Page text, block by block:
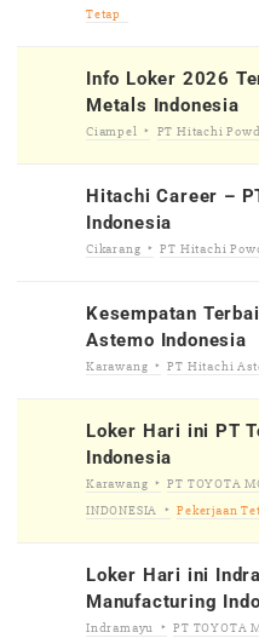
Tetap
Info Loker 2026
Metals Indonesia
Ciampel PT Hitachi
Hitachi Career –
Indonesia
Cikarang PT Hitachi
Kesempatan
Astemo Indonesia
Karawang PT Hitachi
Loker Hari ini PT
Indonesia
Karawang
PT TOYOTA
INDONESIA
Pekerjaan
Loker Hari ini
Manufacturing
Indramayu
PT TOYOTA